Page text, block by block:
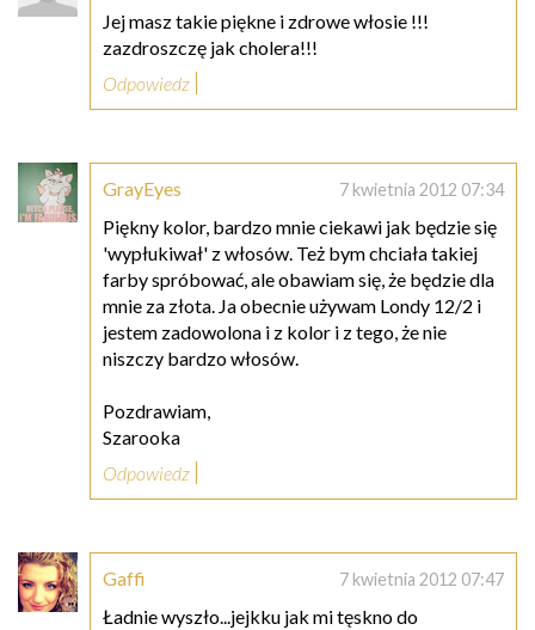
Jej masz takie piękne i zdrowe włosie !!!
zazdroszczę jak cholera!!!
Odpowiedz
GrayEyes 7 kwietnia 2012 07:34
Piękny kolor, bardzo mnie ciekawi jak będzie się
'wypłukiwał' z włosów. Też bym chciała takiej
farby spróbować, ale obawiam się, że będzie dla
mnie za złota. Ja obecnie używam Londy 12/2 i
jestem zadowolona i z kolor i z tego, że nie
niszczy bardzo włosów.
Pozdrawiam,
Szarooka
Odpowiedz
Gaffi 7 kwietnia 2012 07:47
Ładnie wyszło...jejkku jak mi tęskno do